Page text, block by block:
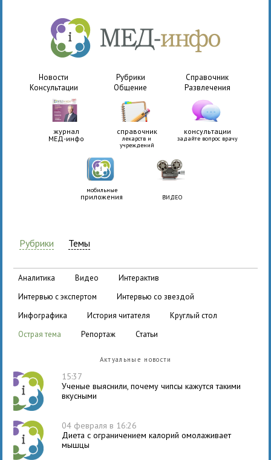
Новости Рубрики
Справочник
Консультации
Общение Развлечения
журнал
МЕД-инфо
справочник
лекарств и
учреждений
консультации
задайте вопрос врачу
мобильные
приложения ВИДЕО
Рубрики Темы
аналитика видео
интерактив
интервью с экспертом
интервью со звездой
инфографика
история читателя
круглый стол
острая тема
репортаж статьи
Актуальные новости
15:37
Ученые выяснили, почему чипсы кажутся такими
вкусными
04 февраля в 16:26
Диета с ограничением калорий омолаживает
мышцы